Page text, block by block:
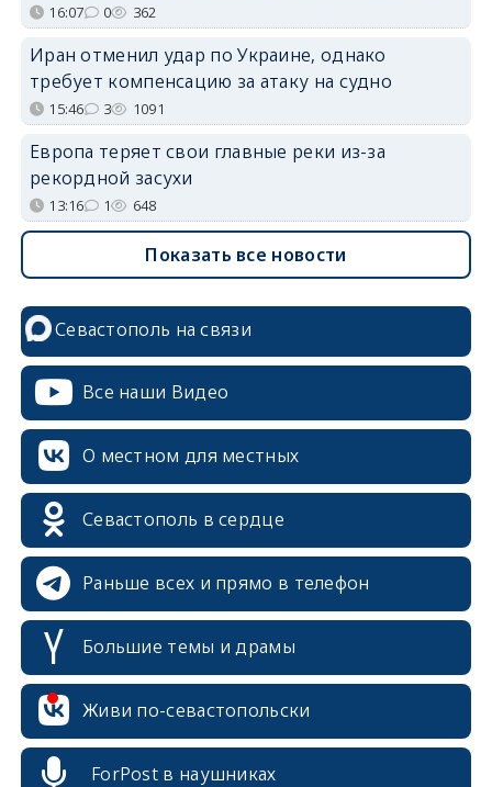
16:07 0 362
Иран отменил удар по Украине, однако
требует компенсацию за атаку на судно
15:46 3 1091
Европа теряет свои главные реки из-за
рекордной засухи
13:16 1 648
Показать все новости
Севастополь на связи
Все наши Видео
О местном для местных
Севастополь в сердце
Раньше всех и прямо в телефон
Большие темы и драмы
Живи по-севастопольски
ForPost в наушниках